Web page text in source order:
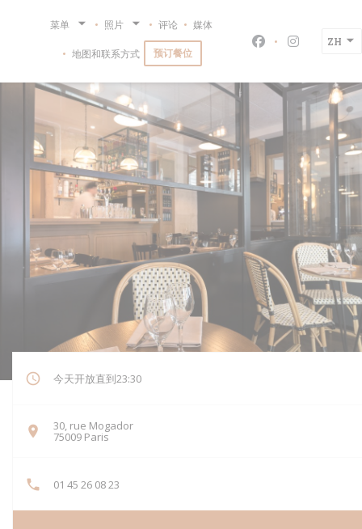
菜单 照片 评论 媒体
地图和联系方式 预订餐位 Facebook ((在新
Instagram
ZH
今天开放直到23:30
30, rue Mogador
75009 Paris((在新窗口中打开))
01 45 26 08 23